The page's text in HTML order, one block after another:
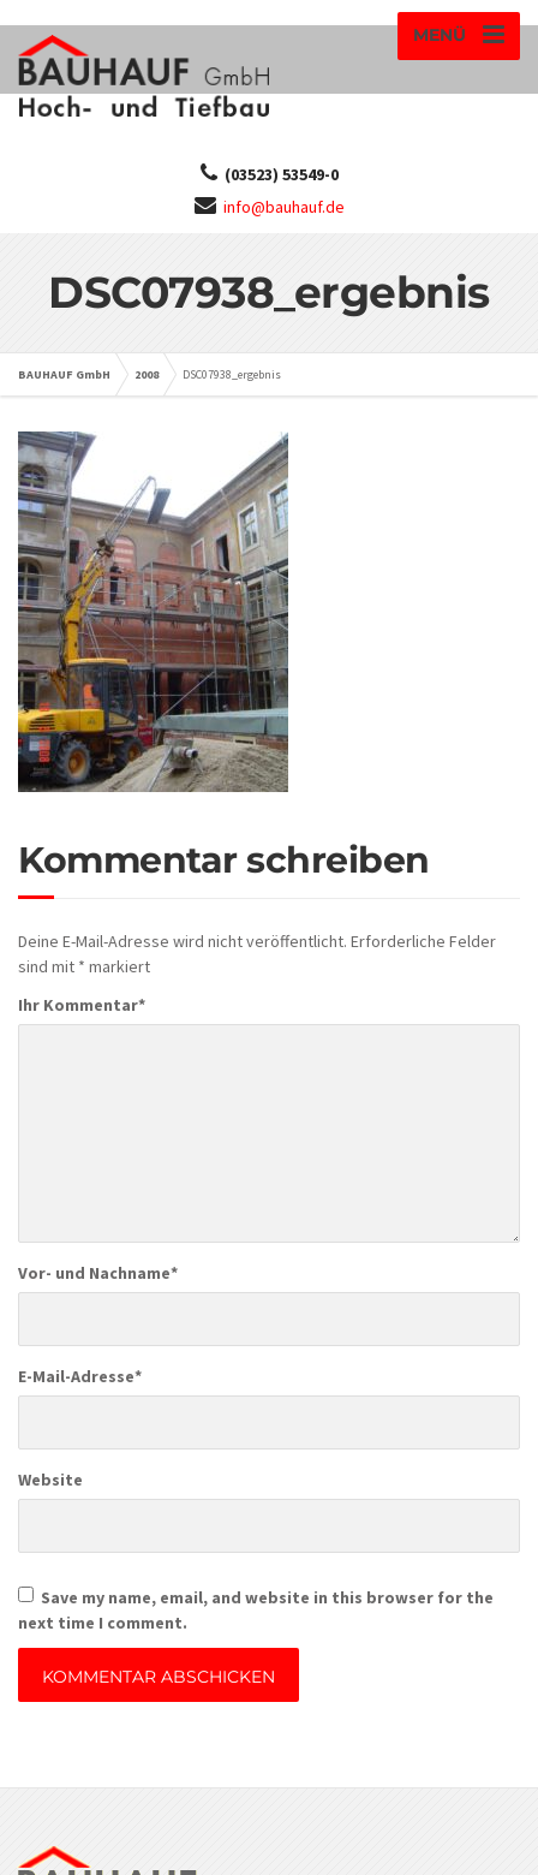
MENÜ
(03523) 53549-0
info@bauhauf.de
DSC07938_ergebnis
BAUHAUF GmbH 2008 DSC07938_ergebnis
Kommentar schreiben
Deine E-Mail-Adresse wird nicht veröffentlicht. Erforderliche Felder
sind mit * markiert
Ihr Kommentar*
Vor- und Nachname*
E-Mail-Adresse*
Website
Save my name, email, and website in this browser for the
next time I comment.